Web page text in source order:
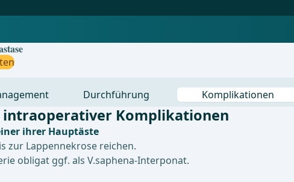
Durchführung Komplikationen
intraoperativer Komplikationen
ihrer Hauptäste
zur Lappennekrose reichen.
obligat ggf. als V.saphena-Interponat.